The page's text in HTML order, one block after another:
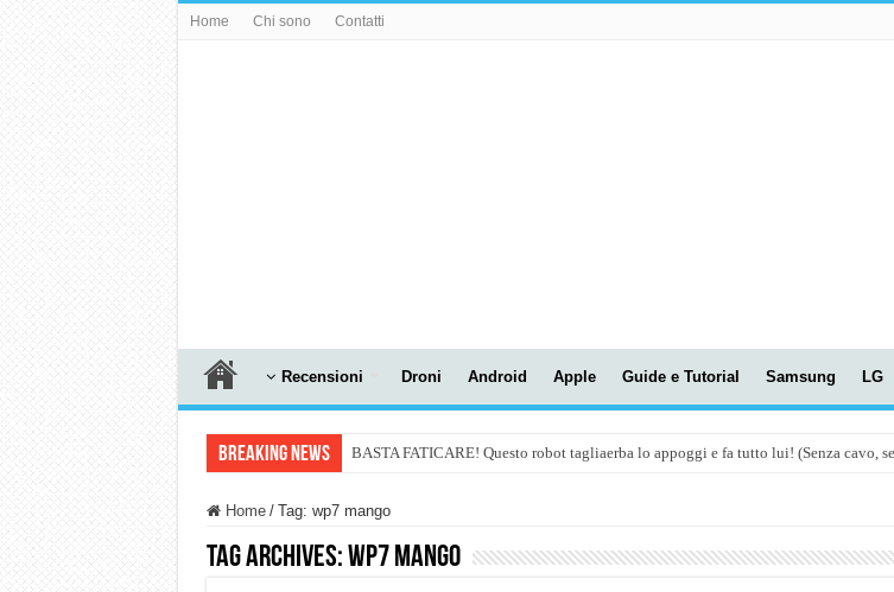
Home Chi sono Contatti
Recensioni Droni Android Apple Guide e Tutorial Samsung LG
Breaking News BASTA FATICARE! Questo robot tagliaerba lo appoggi e fa tutto lui! (Senza cavo,
Dashcam 70mai A810 Lite: Piccola, 4K e molto efficace. Ecco come va in strada
Home / Tag: wp7 mango
Tag Archives:wp7 mango